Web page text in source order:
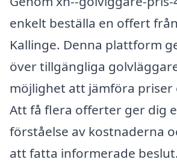
enkelt beställa en offert
Kallinge. Denna plattform
över tillgängliga
möjlighet att jämföra priser
Att få flera offerter ger dig
förståelse av kostnaderna
att fatta informerade beslut.